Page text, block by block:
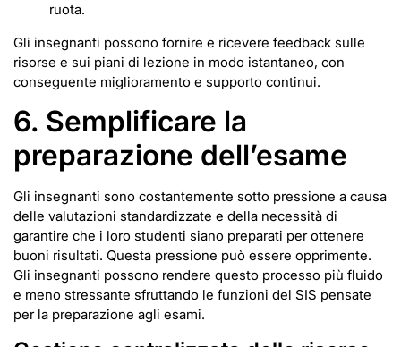
ruota.
Gli insegnanti possono fornire e ricevere feedback sulle
risorse e sui piani di lezione in modo istantaneo, con
conseguente miglioramento e supporto continui.
6. Semplificare la
preparazione dell’esame
Gli insegnanti sono costantemente sotto pressione a causa
delle valutazioni standardizzate e della necessità di
garantire che i loro studenti siano preparati per ottenere
buoni risultati. Questa pressione può essere opprimente.
Gli insegnanti possono rendere questo processo più fluido
e meno stressante sfruttando le funzioni del SIS pensate
per la preparazione agli esami.